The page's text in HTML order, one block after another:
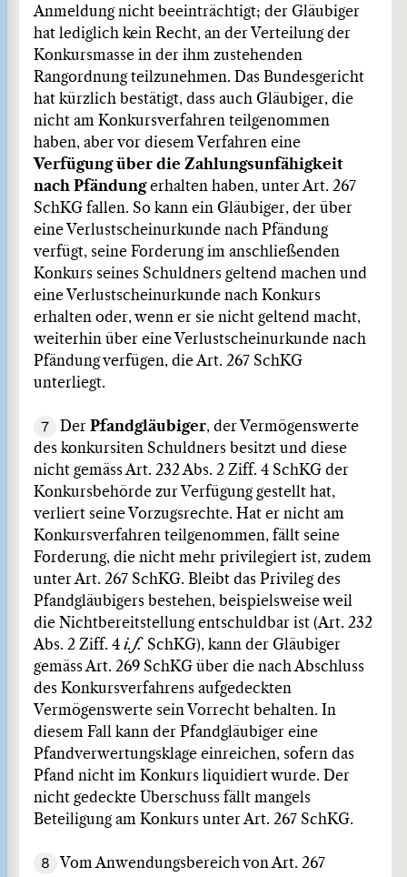
Anmeldung nicht beeinträchtigt; der Gläubiger
hat lediglich kein Recht, an der Verteilung der
Konkursmasse in der ihm zustehenden
Rangordnung teilzunehmen. Das Bundesgericht
hat kürzlich bestätigt, dass auch Gläubiger, die
nicht am Konkursverfahren teilgenommen
haben, aber vor diesem Verfahren eine
Verfügung über die Zahlungsunfähigkeit
nach Pfändungerhalten haben, unter Art. 267
SchKG fallen. So kann ein Gläubiger, der über
eine Verlustscheinurkunde nach Pfändung
verfügt, seine Forderung im anschließenden
Konkurs seines Schuldners geltend machen und
eine Verlustscheinurkunde nach Konkurs
erhalten oder, wenn er sie nicht geltend macht,
weiterhin über eine Verlustscheinurkunde nach
Pfändung verfügen, die Art. 267 SchKG
unterliegt.
7 Der Pfandgläubiger, der Vermögenswerte
des konkursiten Schuldners besitzt und diese
nicht gemäss Art. 232 Abs. 2 Ziff. 4 SchKG der
Konkursbehörde zur Verfügung gestellt hat,
verliert seine Vorzugsrechte. Hat er nicht am
Konkursverfahren teilgenommen, fällt seine
Forderung, die nicht mehr privilegiert ist, zudem
unter Art. 267 SchKG. Bleibt das Privileg des
Pfandgläubigers bestehen, beispielsweise weil
die Nichtbereitstellung entschuldbar ist (Art. 232
Abs. 2 Ziff. 4 i.f. SchKG), kann der Gläubiger
gemäss Art. 269 SchKG über die nach Abschluss
des Konkursverfahrens aufgedeckten
Vermögenswerte sein Vorrecht behalten. In
diesem Fall kann der Pfandgläubiger eine
Pfandverwertungsklage einreichen, sofern das
Pfand nicht im Konkurs liquidiert wurde. Der
nicht gedeckte Überschuss fällt mangels
Beteiligung am Konkurs unter Art. 267 SchKG.
8
Vom Anwendungsbereich von Art. 267